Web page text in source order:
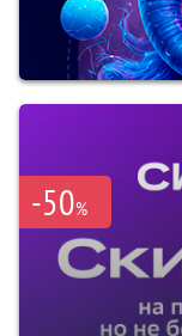
-50%